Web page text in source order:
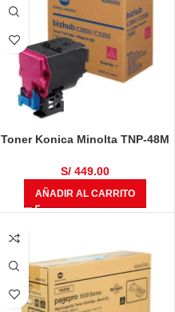
Toner Konica Minolta TNP-48M
C3850FS
S/ 449.00
AÑADIR AL CARRITO